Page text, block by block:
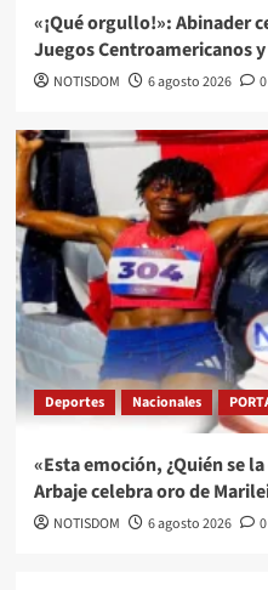
«¡Qué orgullo!»: Abinader
Juegos Centroamericanos y
NOTISDOM 6 agosto 2026 0
Deportes Nacionales
«Esta emoción, ¿Quién se
Arbaje celebra oro de
NOTISDOM 6 agosto 2026 0